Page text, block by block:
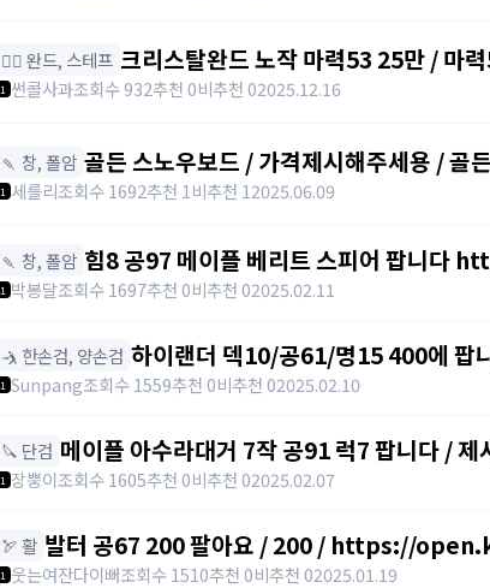
🧙‍♀️ 완드, 스테프 크리스탈완드 노작 마력53 25만 / 마
https://open.kakao.com/o/
1 썬콜사과조회수 932추천 0비추천 02025.12.16
🍡 창, 폴암 골든 스노우보드 / 가격제시해주세용 / 골
awwy3820@naver.com
1 세를리조회수 1692추천 1 비추천 12025.06.09
🍡 창, 폴암 힘8 공97 메이플 베리트 스피어 팝니
1 박봉달조회수 1697추천 0비추천 02025.02.11
🤺 한손검, 양손검 하이랜더 덱10/공61/명15 400에 팝
1 Sunpang조회수 1559추천 0비추천 02025.02.10
🔪 단검 메이플 아수라대거 7작 공91 럭7 팝니다 /
1 장뿡이조회수 1605추천 0비추천 02025.02.07
🏹 활 발터 공67 200 팔아요 / 200 / https://
1 웃는여잔다이뻐조회수 1510추천 0비추천 02025.01.19